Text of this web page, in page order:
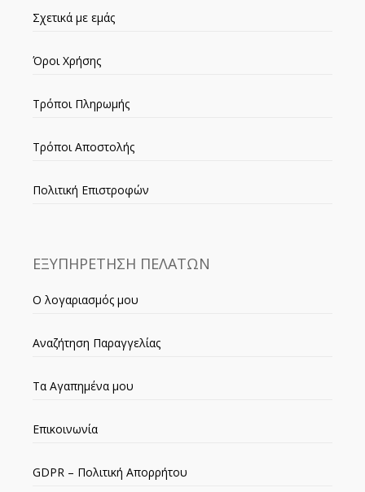
Σχετικά με εμάς
Όροι Χρήσης
Τρόποι Πληρωμής
Τρόποι Αποστολής
Πολιτική Επιστροφών
ΕΞΥΠΗΡΕΤΗΣΗ ΠΕΛΑΤΩΝ
Ο λογαριασμός μου
Αναζήτηση Παραγγελίας
Τα Αγαπημένα μου
Επικοινωνία
GDPR – Πολιτική Απορρήτου